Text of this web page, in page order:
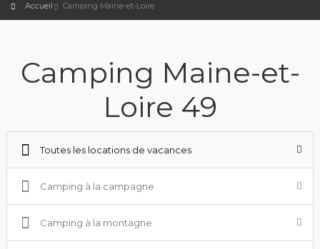
Accueil Camping Maine-et-Loire
Camping Maine-et-
Loire 49
Toutes les locations de vacances
Camping à la campagne
Camping à la montagne